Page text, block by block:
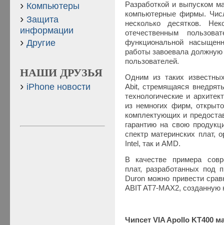
Разработкой и выпуском
компьютерные фирмы.
несколько десятков.
отечественным
функциональной
работы завоевала должную
пользователей.
Одним из таких
Abit, стремящаяся
технологические и
из немногих фирм,
комплектующих и
гарантию на свою
спектр материнских плат,
Intel, так и AMD.
В качестве примера
плат, разработанных под
Duron можно привести
ABIT AT7-MAX2, созданную
Чипсет VIA Apollo KT400
Компьютеры
Защита
информации
Другие
НАШИ ДРУЗЬЯ
iPhone новости